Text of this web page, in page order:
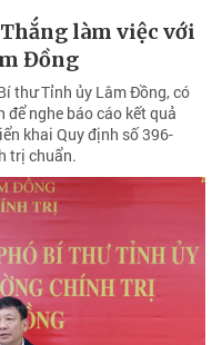
làm việc với
Đồng
thư Tỉnh ủy Lâm Đồng, có
nghe báo cáo kết quả
khai Quy định số 396-
trị chuẩn.